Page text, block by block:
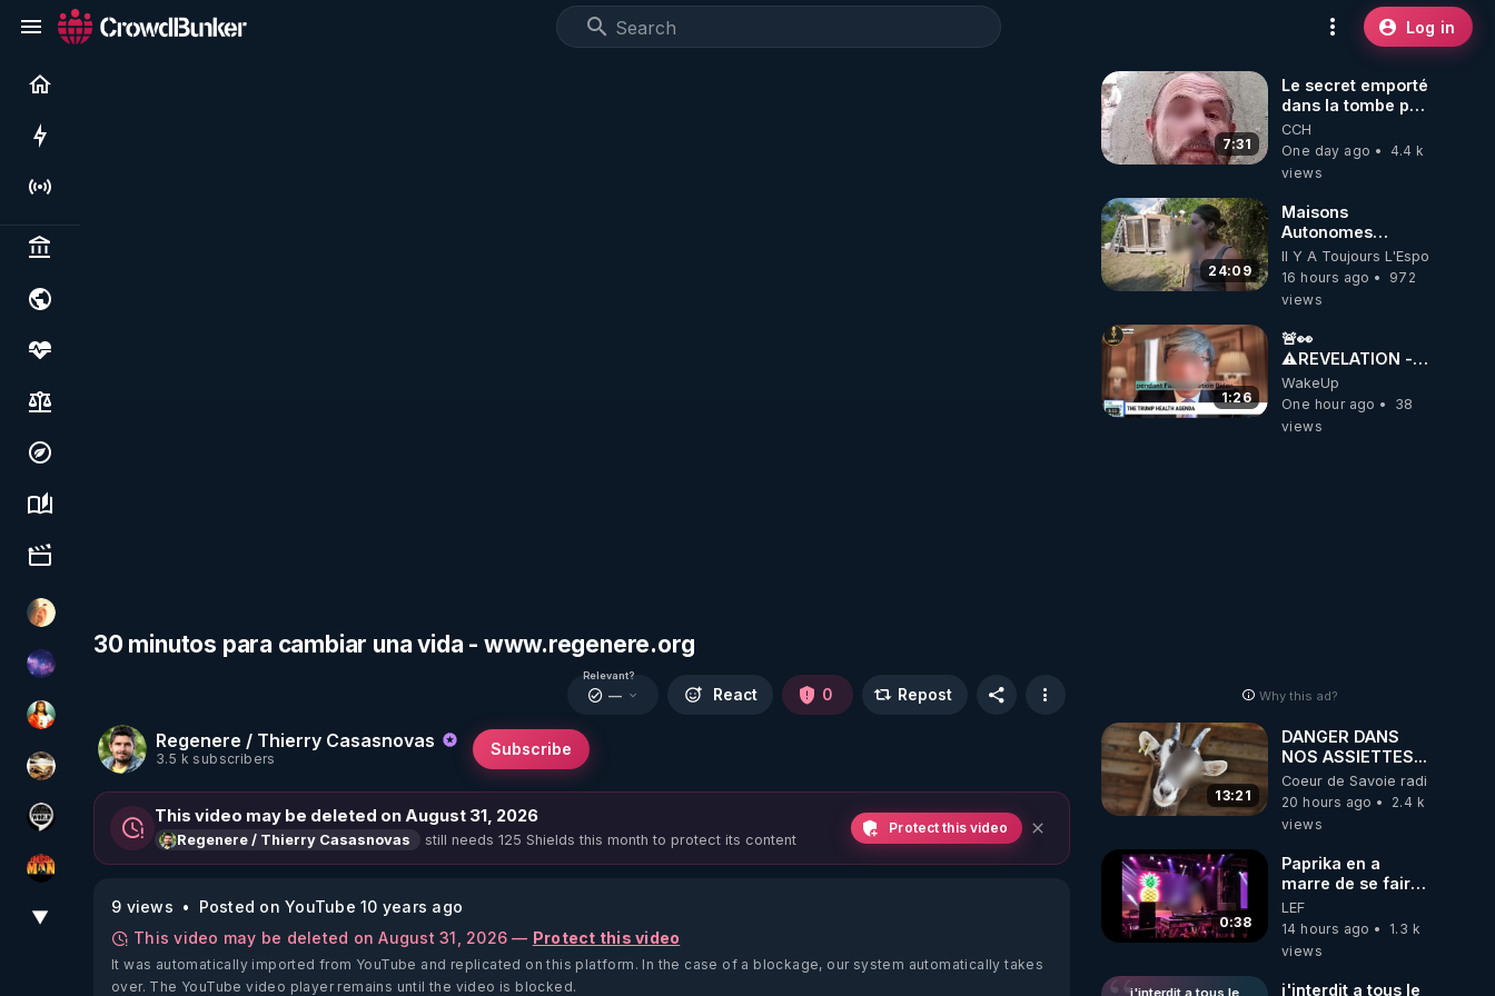
Log in
Live
Politics & institutions
Society, justice & freedoms
Economy, environment & technology
Science, history & spirituality
Culture, media & entertainment
La Puce à l'oreille
Devoir de Mémoire
L'autre son de cloche
patatrak
Notre Réalité Est Falsifiée Et Fausse
OHM ÉGA MAN
▼
30 minutos para cambiar una vida - www.regenere.org
Regenere / Thierry Casasnovas
3.5 k subscribers
Subscribe
Relevant?
— React 0 Repost
This video may be deleted on August 31, 2026
Regenere / Thierry Casasnovas still needs 125 Shields this month to protect its content
Protect this video
9 views
Posted on YouTube 10 years ago
This video may be deleted on August 31, 2026 — Protect this video
It was automatically imported from YouTube and replicated on this platform. In the case of a blockage, our system automatically takes
over. The YouTube video player remains until the video is blocked.
7:31
Le secret emporté
dans la tombe par
le Commandant
Cousteau le 25
juin 1997
CCH
One day ago
4.4 k
views
24:09
Maisons
Autonomes
Démontables (et
c'est légal). Visite
éco village en
Il Y A Toujours L'Espoir
16 hours ago
972
views
1:26
🚨👀
⚠️REVELATION -
THE LINK
BETWEEN THE
COVID VACCINE
WakeUp
One hour ago
38
views
Why this ad?
13:21
DANGER DANS
NOS ASSIETTES...
Coeur de Savoie radioweb TV
20 hours ago
2.4 k
views
0:38
Paprika en a
marre de se faire
interdire de
spectacle. Elle
décide donc de
LEF
14 hours ago
1.3 k
views
j'interdit a tous le
j'interdit a tous le